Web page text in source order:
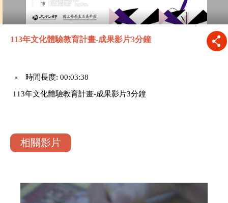
113年文化體驗教育計畫-成果影片3分鐘
時間長度: 00:03:38
113年文化體驗教育計畫-成果影片3分鐘
相關影片